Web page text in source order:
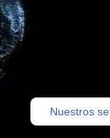
Nuestros